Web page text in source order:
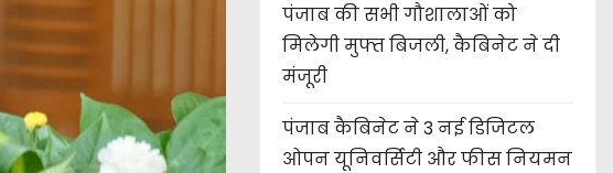
पंजाब की सभी गौशालाओं को
मिलेगी मुफ्त बिजली, कैबिनेट ने दी
मंजूरी
पंजाब कैबिनेट ने 3 नई डिजिटल
ओपन यूनिवर्सिटी और फीस नियमन